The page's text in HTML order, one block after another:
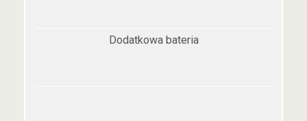
Dodatkowa bateria